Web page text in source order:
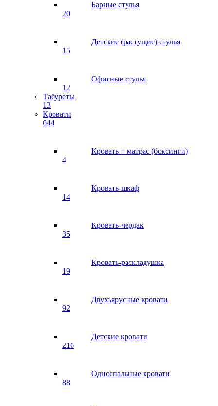
Барные стулья
20
Детские (растущие) стулья
15
Офисные стулья
12
Табуреты
13
Кровати
644
Кровать + матрас (боксинги)
4
Кровать-шкаф
14
Кровать-чердак
35
Кровать-раскладушка
19
Двухъярусные кровати
92
Детские кровати
216
Односпальные кровати
88